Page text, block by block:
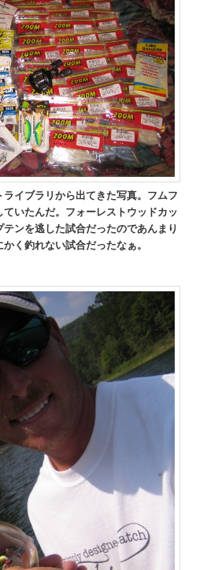
イブラリから出てきた写真。フムフ
いたんだ。フォーレストウッドカッ
ンを逃した試合だったのであんまり
く釣れない試合だったなぁ。